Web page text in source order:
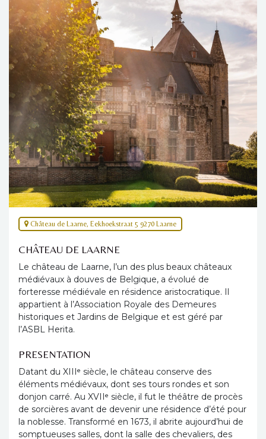
Château de Laarne, Eekhoekstraat 5 9270 Laarne
CHÂTEAU DE LAARNE
Le château de Laarne, l’un des plus beaux châteaux
médiévaux à douves de Belgique, a évolué de
forteresse médiévale en résidence aristocratique. Il
appartient à l’Association Royale des Demeures
historiques et Jardins de Belgique et est géré par
l’ASBL Herita.
PRESENTATION
Datant du XIIIᵉ siècle, le château conserve des
éléments médiévaux, dont ses tours rondes et son
donjon carré. Au XVIIᵉ siècle, il fut le théâtre de procès
de sorcières avant de devenir une résidence d’été pour
la noblesse. Transformé en 1673, il abrite aujourd’hui de
somptueuses salles, dont la salle des chevaliers, des